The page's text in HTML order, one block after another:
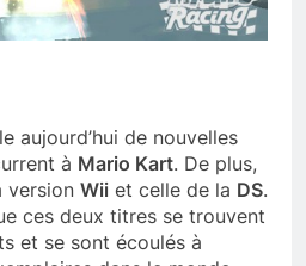
aujourd’hui de nouvelles
à Mario Kart. De plus,
version Wii et celle de la DS.
ces deux titres se trouvent
et se sont écoulés à